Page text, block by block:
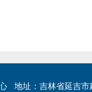
地址：吉林省延吉市